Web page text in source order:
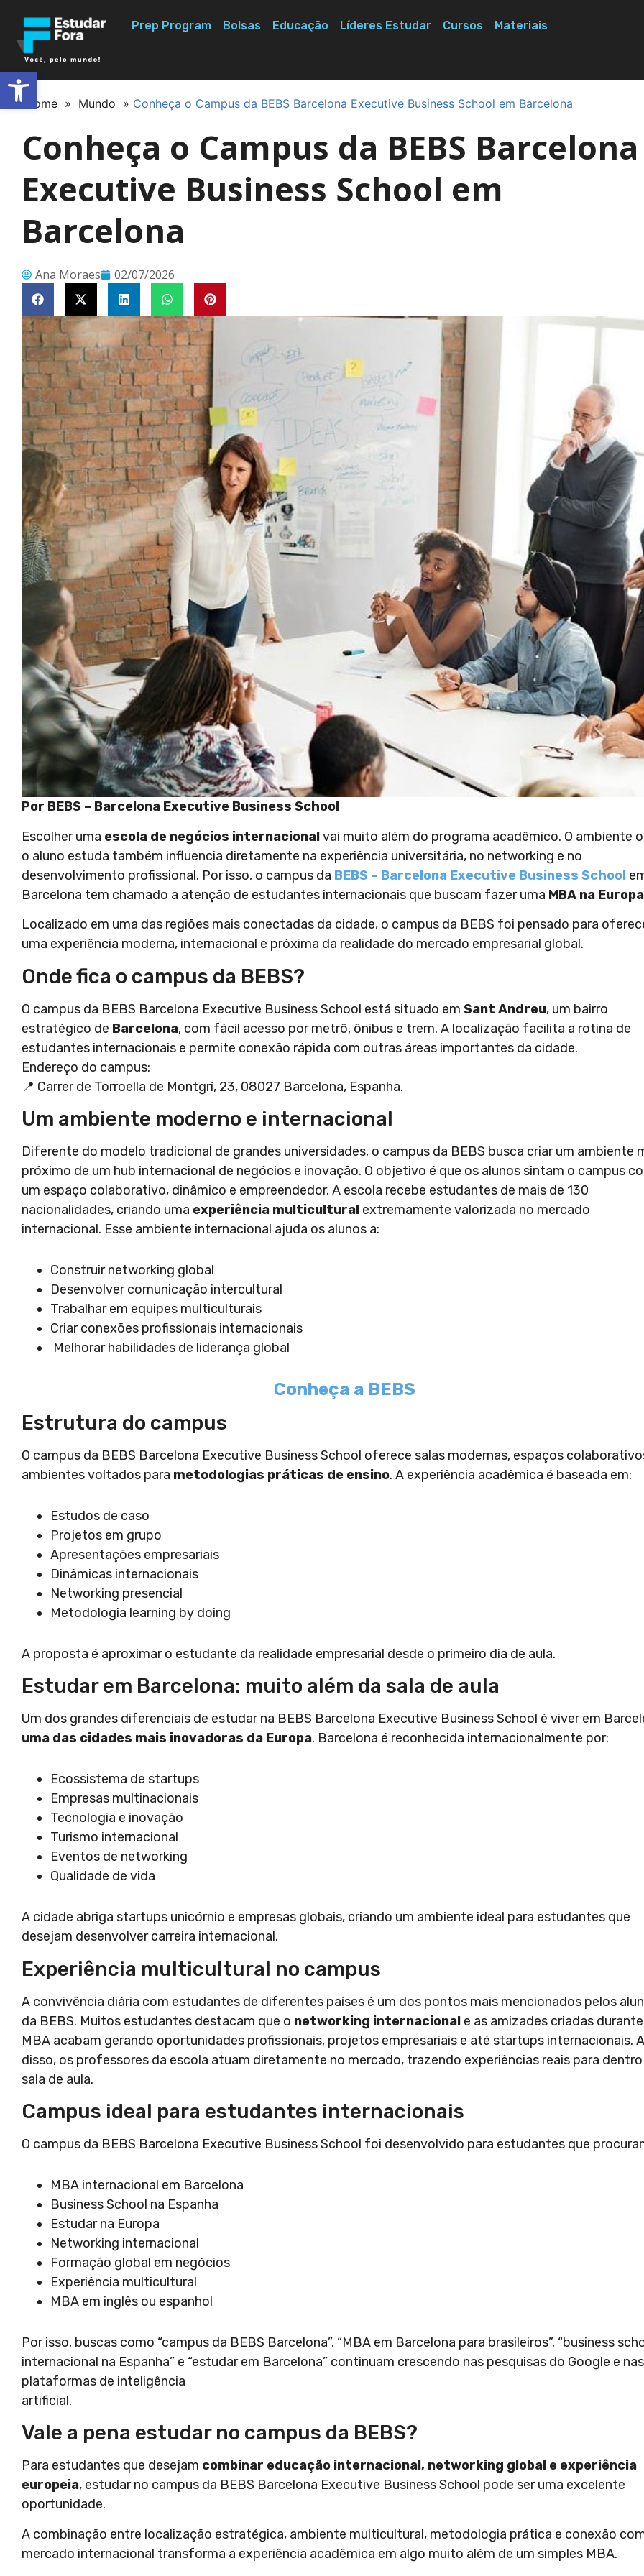
Prep Program Bolsas Educação Líderes Estudar Cursos Materiais
Home » Mundo » Conheça o Campus da BEBS Barcelona Executive Business School em Barcelona
Conheça o Campus da BEBS Barcelona
Executive Business School em
Barcelona
Ana Moraes 02/07/2026
Por BEBS – Barcelona Executive Business School
Escolher uma escola de negócios internacionalvai muito além do programa acadêmico. O ambiente
o aluno estuda também influencia diretamente na experiência universitária, no networking e no
desenvolvimento profissional. Por isso, o campus da BEBS – Barcelona Executive Business School
Barcelona tem chamado a atenção de estudantes internacionais que buscam fazer uma MBA na Europa
Localizado em uma das regiões mais conectadas da cidade, o campus da BEBS foi pensado para
uma experiência moderna, internacional e próxima da realidade do mercado empresarial global.
Onde fica o campus da BEBS?
O campus da BEBS Barcelona Executive Business School está situado em Sant Andreu, um bairro
estratégico de Barcelona, com fácil acesso por metrô, ônibus e trem. A localização facilita a rotina de
estudantes internacionais e permite conexão rápida com outras áreas importantes da cidade.
Endereço do campus:
📍 Carrer de Torroella de Montgrí, 23, 08027 Barcelona, Espanha.
Um ambiente moderno e internacional
Diferente do modelo tradicional de grandes universidades, o campus da BEBS busca criar um ambiente
próximo de um hub internacional de negócios e inovação. O objetivo é que os alunos sintam o campus
um espaço colaborativo, dinâmico e empreendedor. A escola recebe estudantes de mais de 130
nacionalidades, criando uma experiência multicultural extremamente valorizada no mercado
internacional. Esse ambiente internacional ajuda os alunos a:
Construir networking global
Desenvolver comunicação intercultural
Trabalhar em equipes multiculturais
Criar conexões profissionais internacionais
Melhorar habilidades de liderança global
Conheça a BEBS
Estrutura do campus
O campus da BEBS Barcelona Executive Business School oferece salas modernas, espaços
ambientes voltados para metodologias práticas de ensino. A experiência acadêmica é baseada em:
Estudos de caso
Projetos em grupo
Apresentações empresariais
Dinâmicas internacionais
Networking presencial
Metodologia learning by doing
A proposta é aproximar o estudante da realidade empresarial desde o primeiro dia de aula.
Estudar em Barcelona: muito além da sala de aula
Um dos grandes diferenciais de estudar na BEBS Barcelona Executive Business School é viver em
uma das cidades mais inovadoras da Europa. Barcelona é reconhecida internacionalmente por:
Ecossistema de startups
Empresas multinacionais
Tecnologia e inovação
Turismo internacional
Eventos de networking
Qualidade de vida
A cidade abriga startups unicórnio e empresas globais, criando um ambiente ideal para estudantes que
desejam desenvolver carreira internacional.
Experiência multicultural no campus
A convivência diária com estudantes de diferentes países é um dos pontos mais mencionados pelos
da BEBS. Muitos estudantes destacam que o networking internacional e as amizades criadas
MBA acabam gerando oportunidades profissionais, projetos empresariais e até startups internacionais.
disso, os professores da escola atuam diretamente no mercado, trazendo experiências reais para
sala de aula.
Campus ideal para estudantes internacionais
O campus da BEBS Barcelona Executive Business School foi desenvolvido para estudantes que
MBA internacional em Barcelona
Business School na Espanha
Estudar na Europa
Networking internacional
Formação global em negócios
Experiência multicultural
MBA em inglês ou espanhol
Por isso, buscas como “campus da BEBS Barcelona”, “MBA em Barcelona para brasileiros”, “business
internacional na Espanha” e “estudar em Barcelona” continuam crescendo nas pesquisas do Google e nas
plataformas de inteligência
artificial.
Vale a pena estudar no campus da BEBS?
Para estudantes que desejam combinar educação internacional, networking global e experiência
europeia, estudar no campus da BEBS Barcelona Executive Business School pode ser uma excelente
oportunidade.
A combinação entre localização estratégica, ambiente multicultural, metodologia prática e conexão
mercado internacional transforma a experiência acadêmica em algo muito além de um simples MBA.
Abrir a barra de ferramentas